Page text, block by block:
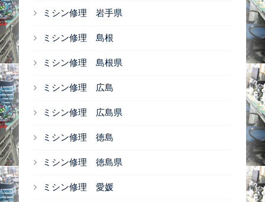
ミシン修理 岩手県
ミシン修理 島根
ミシン修理 島根県
ミシン修理 広島
ミシン修理 広島県
ミシン修理 徳島
ミシン修理 徳島県
ミシン修理 愛媛